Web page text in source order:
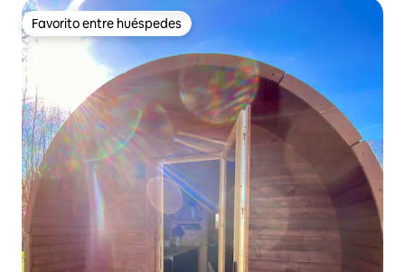
Favorito entre huéspedes
Favorito entre huéspedes